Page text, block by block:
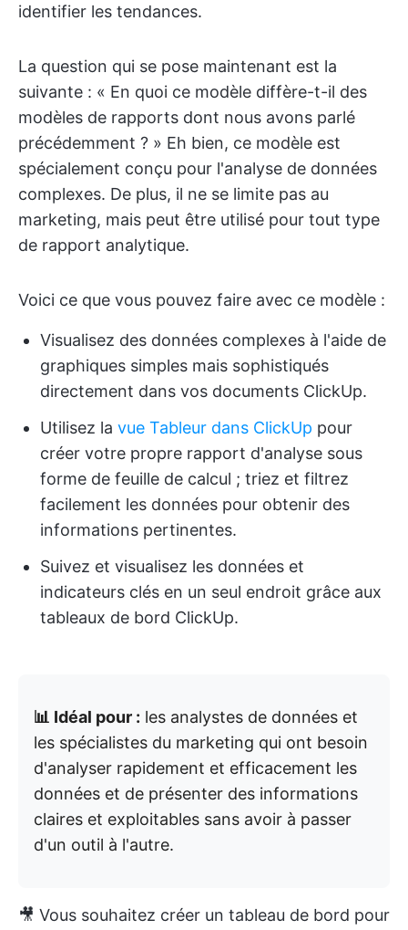
identifier les tendances.
La question qui se pose maintenant est la
suivante : « En quoi ce modèle diffère-t-il des
modèles de rapports dont nous avons parlé
précédemment ? » Eh bien, ce modèle est
spécialement conçu pour l'analyse de données
complexes. De plus, il ne se limite pas au
marketing, mais peut être utilisé pour tout type
de rapport analytique.
Voici ce que vous pouvez faire avec ce modèle :
Visualisez des données complexes à l'aide de
graphiques simples mais sophistiqués
directement dans vos documents ClickUp.
Utilisez la vue Tableur dans ClickUp pour
créer votre propre rapport d'analyse sous
forme de feuille de calcul ; triez et filtrez
facilement les données pour obtenir des
informations pertinentes.
Suivez et visualisez les données et
indicateurs clés en un seul endroit grâce aux
tableaux de bord ClickUp.
📊 Idéal pour : les analystes de données et
les spécialistes du marketing qui ont besoin
d'analyser rapidement et efficacement les
données et de présenter des informations
claires et exploitables sans avoir à passer
d'un outil à l'autre.
🎥 Vous souhaitez créer un tableau de bord pour